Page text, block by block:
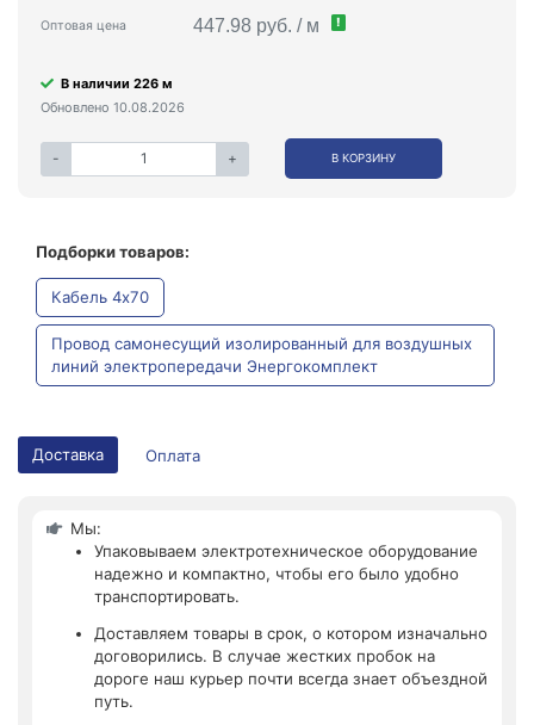
Оптовая цена 447.98 руб. / м !
В наличии 226 м
Обновлено 10.08.2026
- + В КОРЗИНУ
Подборки товаров:
Кабель 4x70
Провод самонесущий изолированный для воздушных
линий электропередачи Энергокомплект
Доставка Оплата
Мы:
Упаковываем электротехническое оборудование
надежно и компактно, чтобы его было удобно
транспортировать.
Доставляем товары в срок, о котором изначально
договорились. В случае жестких пробок на
дороге наш курьер почти всегда знает объездной
путь.